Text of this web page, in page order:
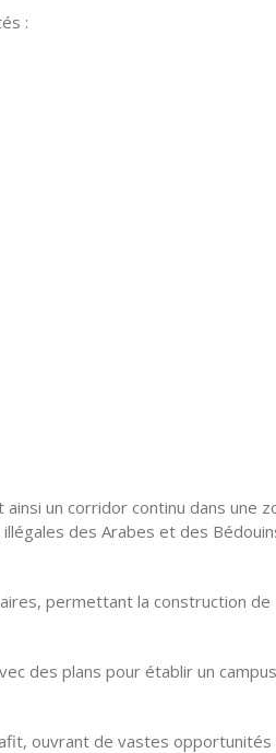
:
un corridor continu dans une
des Arabes et des
permettant la construction de
des plans pour établir un campus
ouvrant de vastes opportunités